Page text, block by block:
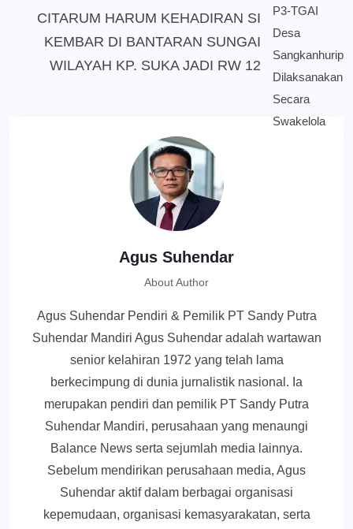
CITARUM HARUM KEHADIRAN SI
KEMBAR DI BANTARAN SUNGAI
WILAYAH KP. SUKA JADI RW 12
Agus Suhendar
About Author
Agus Suhendar Pendiri & Pemilik PT Sandy Putra
Suhendar Mandiri Agus Suhendar adalah wartawan
senior kelahiran 1972 yang telah lama
berkecimpung di dunia jurnalistik nasional. Ia
merupakan pendiri dan pemilik PT Sandy Putra
Suhendar Mandiri, perusahaan yang menaungi
Balance News serta sejumlah media lainnya.
Sebelum mendirikan perusahaan media, Agus
Suhendar aktif dalam berbagai organisasi
kepemudaan, organisasi kemasyarakatan, serta